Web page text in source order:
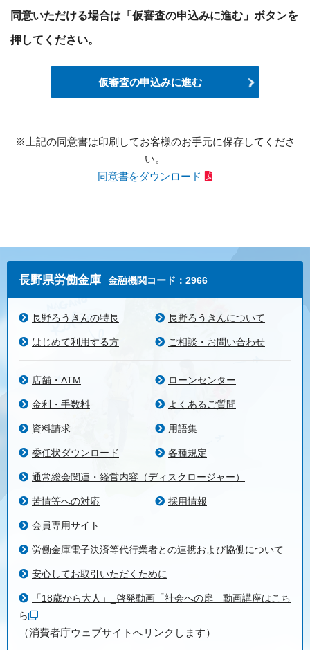
品・サービスをご利用いただく資格等の確認のため
③融資のお申込や継続的なご利用等に際しての判
④適合性の原則等に照らした判断等、金融商品やサ
等、適切な業務の遂行に必要な範囲で第三者に提供
⑥市場調査、ならびにデータ分析やアンケートの実
部について委託された場合等において、委託された
当該業務を適切に遂行するため
⑧お客さまとの契約や法律等に基づく権利の行使や
義務の履行、およびその他お客さまとのお取引を適
切かつ円滑に履行するため
め
当金庫および保証委託先が次の目的で、お客さまの
①ダイレクトメール発送等、金融商品やサービスに
関する各種ご提案
（労働組合等）との間でお客さまの個人情報を共同
利用する覚書を締結している場合に、当該会員団体
（労働組合等）と共同利用するために1.(4)のお客さ
※共同利用する個人データは、本票末尾の「個人情
報の共同利用」②に記載しています。
当金庫および保証委託先は、保護措置を講じて、次
与信後の管理において、お客さまの住所等の特定の
同意いただける場合は「仮審査の申込みに進む」ボタンを
押してください。
仮審査の申込みに進む
※上記の同意書は印刷してお客様のお手元に保存してくださ
い。
同意書をダウンロード
長野県労働金庫 金融機関コード：2966
長野ろうきんの特長 長野ろうきんについて
はじめて利用する方 ご相談・お問い合わせ
店舗・ATM ローンセンター
金利・手数料 よくあるご質問
資料請求 用語集
委任状ダウンロード 各種規定
通常総会関連・経営内容（ディスクロージャー）
苦情等への対応 採用情報
会員専用サイト
労働金庫電子決済等代行業者との連携および協働について
安心してお取引いただくために
「18歳から大人」_啓発動画「社会への扉」動画講座はこち
ら
（消費者庁ウェブサイトへリンクします）